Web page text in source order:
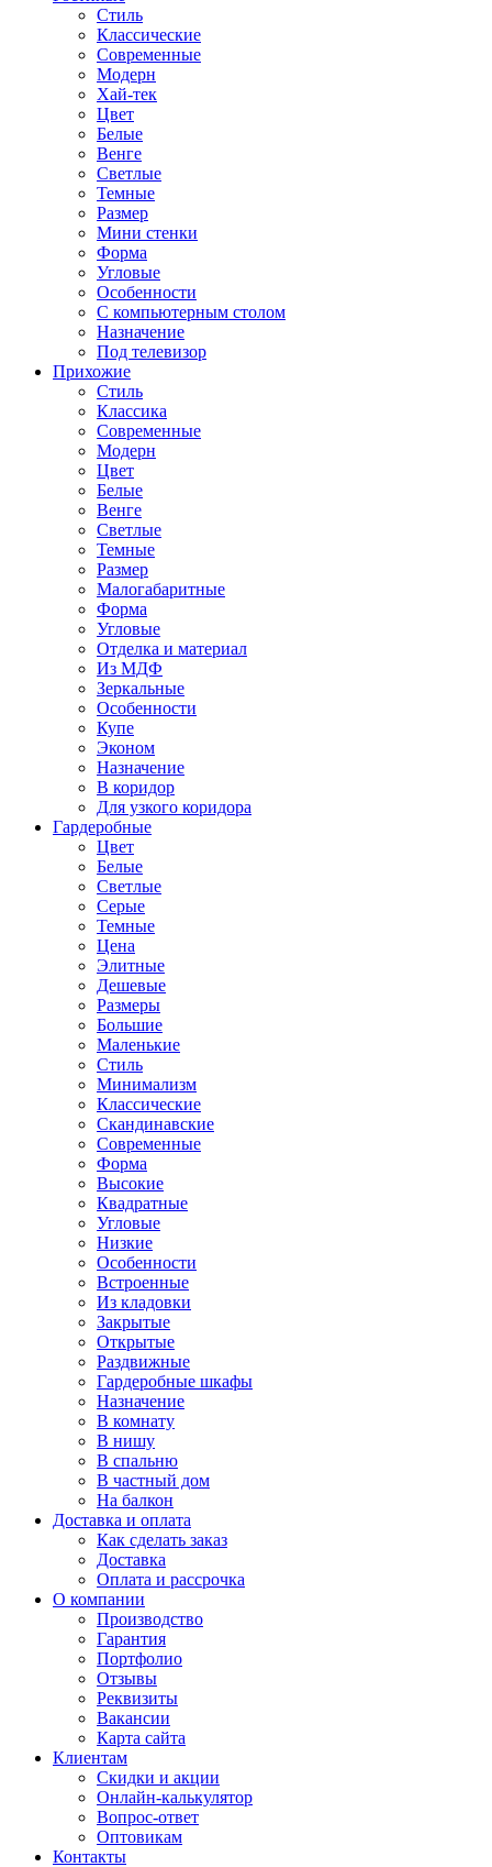
Стиль
Классические
Современные
Модерн
Хай-тек
Цвет
Белые
Венге
Светлые
Темные
Размер
Мини стенки
Форма
Угловые
Особенности
С компьютерным столом
Назначение
Под телевизор
Прихожие
Стиль
Классика
Современные
Модерн
Цвет
Белые
Венге
Светлые
Темные
Размер
Малогабаритные
Форма
Угловые
Отделка и материал
Из МДФ
Зеркальные
Особенности
Купе
Эконом
Назначение
В коридор
Для узкого коридора
Гардеробные
Цвет
Белые
Светлые
Серые
Темные
Цена
Элитные
Дешевые
Размеры
Большие
Маленькие
Стиль
Минимализм
Классические
Скандинавские
Современные
Форма
Высокие
Квадратные
Угловые
Низкие
Особенности
Встроенные
Из кладовки
Закрытые
Открытые
Раздвижные
Гардеробные шкафы
Назначение
В комнату
В нишу
В спальню
В частный дом
На балкон
Доставка и оплата
Как сделать заказ
Доставка
Оплата и рассрочка
О компании
Производство
Гарантия
Портфолио
Отзывы
Реквизиты
Вакансии
Карта сайта
Клиентам
Скидки и акции
Онлайн-калькулятор
Вопрос-ответ
Оптовикам
Контакты